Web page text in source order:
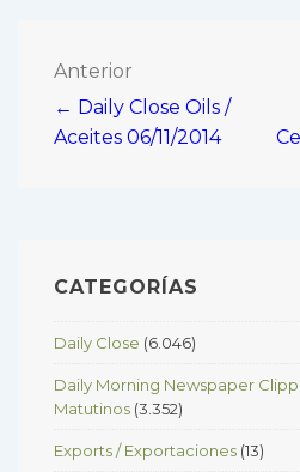
Navegación
de
Anterior
← Daily Close Oils /
Aceites 06/11/2014
CATEGORÍAS
Daily Close (6.046)
Daily Morning Newspaper
Matutinos (3.352)
Exports / Exportaciones (13)